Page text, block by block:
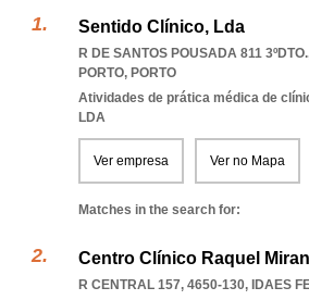
Sentido Clínico, Lda
R DE SANTOS POUSADA 811
PORTO, PORTO
Atividades de prática médica de
LDA
Ver empresa Ver no Mapa
Matches in the search for:
Centro Clínico Raquel
R CENTRAL 157, 4650-130, IDAES